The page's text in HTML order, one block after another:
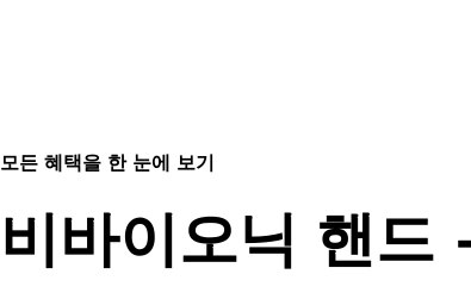
모든 혜택을 한 눈에 보기
비바이오닉 핸드